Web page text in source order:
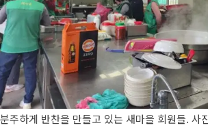
분주하게 반찬을 만들고 있는 새마을 회원들. 사